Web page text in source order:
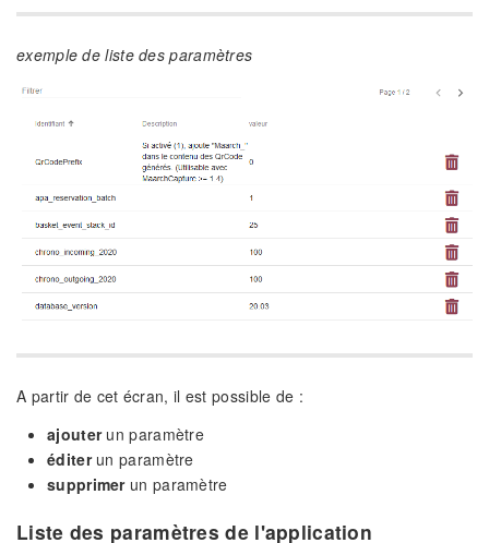
exemple de liste des paramètres
A partir de cet écran, il est possible de :
ajouterun paramètre
éditerun paramètre
supprimerun paramètre
Liste des paramètres de l'application